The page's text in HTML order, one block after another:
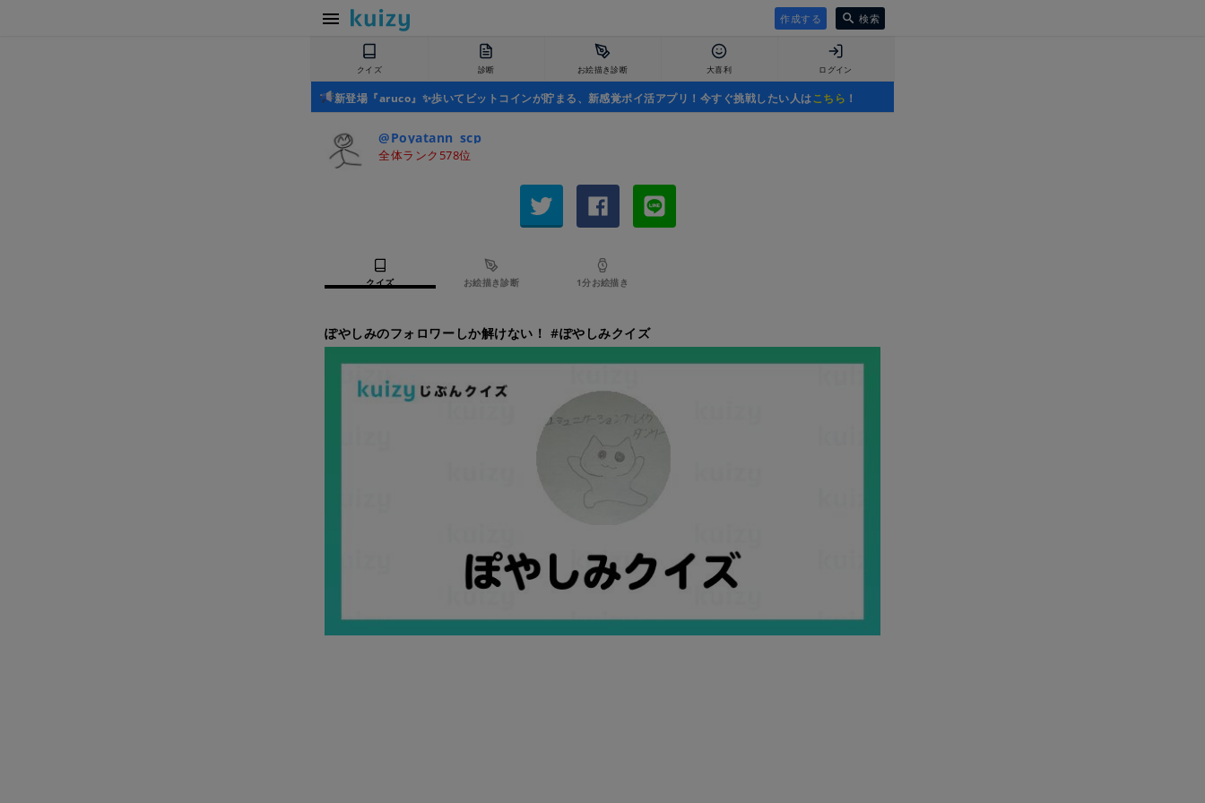
作成する 検索
クイズ 診断 お絵描き診断 大喜利 ログイン
新登場『aruco』✨歩いてビットコインが貯まる、新感覚ポイ活アプリ！今すぐ挑戦したい人はこちら ！
@Poyatann_scp
全体ランク578位
クイズ お絵描き診断 1分お絵描き
ぽやしみのフォロワーしか解けない！ #ぽやしみクイズ